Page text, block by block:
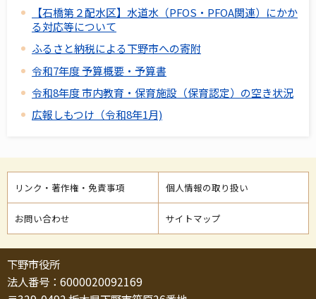
【石橋第２配水区】水道水（PFOS・PFOA関連）にかか
る対応等について
ふるさと納税による下野市への寄附
令和7年度 予算概要・予算書
令和8年度 市内教育・保育施設（保育認定）の空き状況
広報しもつけ（令和8年1月)
リンク・著作権・免責事項 個人情報の取り扱い
お問い合わせ サイトマップ
下野市役所
法人番号：6000020092169